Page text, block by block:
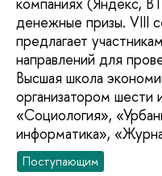
денежные призы. VIII
предлагает
направлений для
Высшая школа
организатором шести
«Социология»,
информатика»,
Поступающим